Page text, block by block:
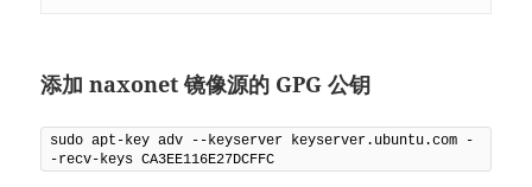
添加 naxonet 镜像源的 GPG 公钥
sudo apt-key adv --keyserver keyserver.ubuntu.com -
-recv-keys CA3EE116E27DCFFC